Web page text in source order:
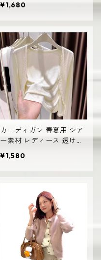
¥1,680
カーディガン 春夏用 シア
ー素材 レディース 透け感
¥1,580